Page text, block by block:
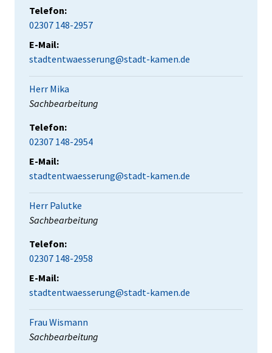
Telefon:
02307 148-2957
E-Mail:
stadtentwaesserung@stadt-kamen.de
Herr Mika
Position:
Sachbearbeitung
Telefon:
02307 148-2954
E-Mail:
stadtentwaesserung@stadt-kamen.de
Herr Palutke
Position:
Sachbearbeitung
Telefon:
02307 148-2958
E-Mail:
stadtentwaesserung@stadt-kamen.de
Frau Wismann
Position:
Sachbearbeitung